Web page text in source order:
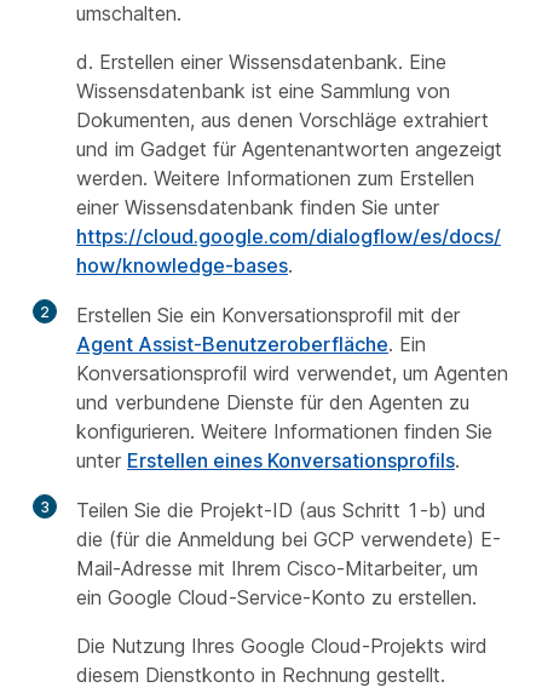
umschalten.
d. Erstellen einer Wissensdatenbank. Eine
Wissensdatenbank ist eine Sammlung von
Dokumenten, aus denen Vorschläge extrahiert
und im Gadget für Agentenantworten angezeigt
werden. Weitere Informationen zum Erstellen
einer Wissensdatenbank finden Sie unter
https://cloud.google.com/dialogflow/es/docs/
how/knowledge-bases.
2
Erstellen Sie ein Konversationsprofil mit der
Agent Assist-Benutzeroberfläche. Ein
Konversationsprofil wird verwendet, um Agenten
und verbundene Dienste für den Agenten zu
konfigurieren. Weitere Informationen finden Sie
unter Erstellen eines Konversationsprofils.
3
Teilen Sie die Projekt-ID (aus Schritt 1-b) und
die (für die Anmeldung bei GCP verwendete) E-
Mail-Adresse mit Ihrem Cisco-Mitarbeiter, um
ein Google Cloud-Service-Konto zu erstellen.
Die Nutzung Ihres Google Cloud-Projekts wird
diesem Dienstkonto in Rechnung gestellt.